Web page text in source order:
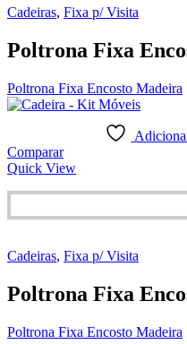
Cadeiras, Fixa p/ Visita
Poltrona Fixa
Poltrona Fixa Encosto Madeira
Comparar
Quick View
Cadeiras, Fixa p/ Visita
Poltrona Fixa
Poltrona Fixa Encosto Madeira